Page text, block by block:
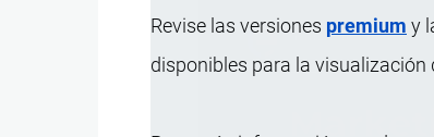
Revise las versiones premium y
disponibles para la visualización